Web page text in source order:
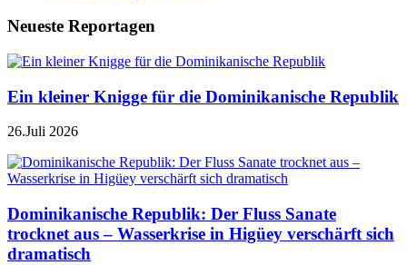
Neueste Reportagen
Ein kleiner Knigge für die Dominikanische Republik
26.Juli 2026
Dominikanische Republik: Der Fluss Sanate
trocknet aus – Wasserkrise in Higüey verschärft sich
dramatisch